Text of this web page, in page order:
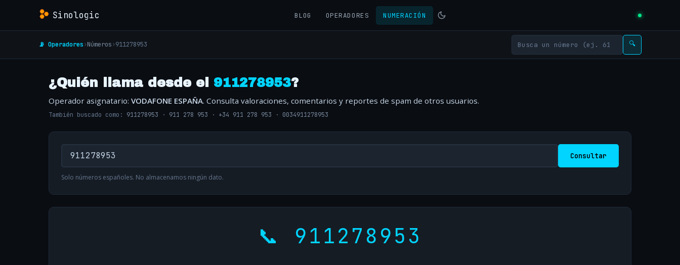
Sinologic BLOG OPERADORES NUMERACIÓN
📡 Operadores›Números›911278953 🔍
¿Quién llama desde el 911278953?
Operador asignatario: VODAFONE ESPAÑA. Consulta valoraciones, comentarios y reportes de spam de otros usuarios.
También buscado como: 911278953 · 911 278 953 · +34 911 278 953 · 0034911278953
Consultar
Solo números españoles. No almacenamos ningún dato.
📞 911278953